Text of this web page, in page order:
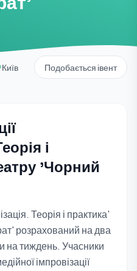
Київ Подобається івент
і
'Чорний
Теорія і практика'
розрахований на два
на тиждень. Учасники
імпровізації